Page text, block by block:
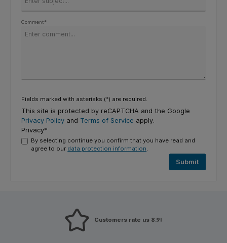
Comment*
Fields marked with asterisks (*) are required.
This site is protected by reCAPTCHA and the Google
Privacy Policy and Terms of Service apply.
Privacy*
By selecting continue you confirm that you have read and
agree to our data protection information.
Submit
Customers rate us 8.9!